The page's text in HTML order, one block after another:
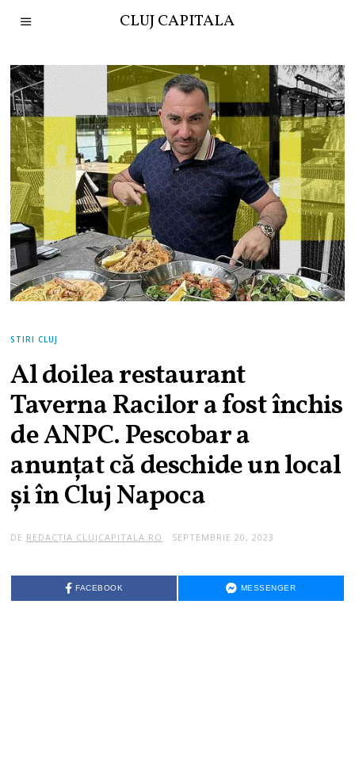
CLUJ CAPITALA
STIRI CLUJ
Al doilea restaurant
Taverna Racilor a fost închis
de ANPC. Pescobar a
anunțat că deschide un local
și în Cluj Napoca
DE REDACȚIA CLUJCAPITALA.RO SEPTEMBRIE 20, 2023
FACEBOOK MESSENGER